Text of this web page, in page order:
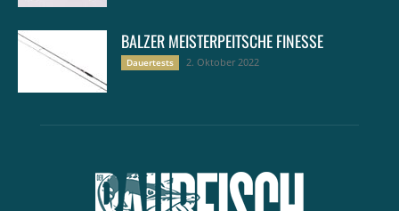
BALZER MEISTERPEITSCHE FINESSE
Dauertests 2. Oktober 2022